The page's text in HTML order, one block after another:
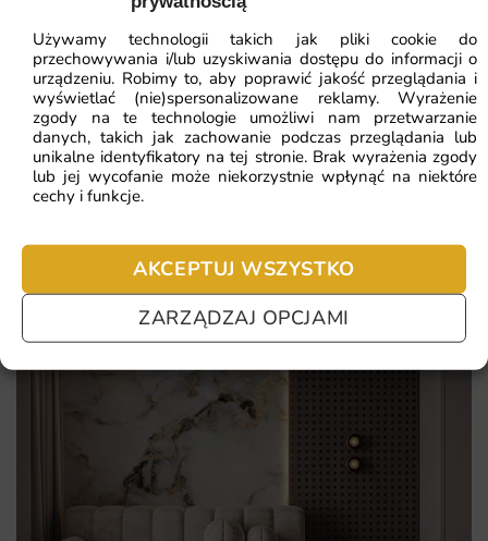
Używamy technologii takich jak pliki cookie do
przechowywania i/lub uzyskiwania dostępu do informacji o
urządzeniu. Robimy to, aby poprawić jakość przeglądania i
wyświetlać (nie)spersonalizowane reklamy. Wyrażenie
zgody na te technologie umożliwi nam przetwarzanie
danych, takich jak zachowanie podczas przeglądania lub
unikalne identyfikatory na tej stronie. Brak wyrażenia zgody
lub jej wycofanie może niekorzystnie wpłynąć na niektóre
cechy i funkcje.
AKCEPTUJ WSZYSTKO
ZARZĄDZAJ OPCJAMI
szybka realizacja zamówienia i staranne pakowanie
harmonijne dopełnienie minimalistycznego wystroju
podkreślenie indywidualnego stylu mieszkania
wymiary dopasowane do indywidualnych potrzeb klienta
Najczęściej zadawane pytania
Pomagamy i doradzamy przy każdym zakupie. Ale jeżeli
nie chcesz czekać – sprawdź najczęściej zadawane pytania.